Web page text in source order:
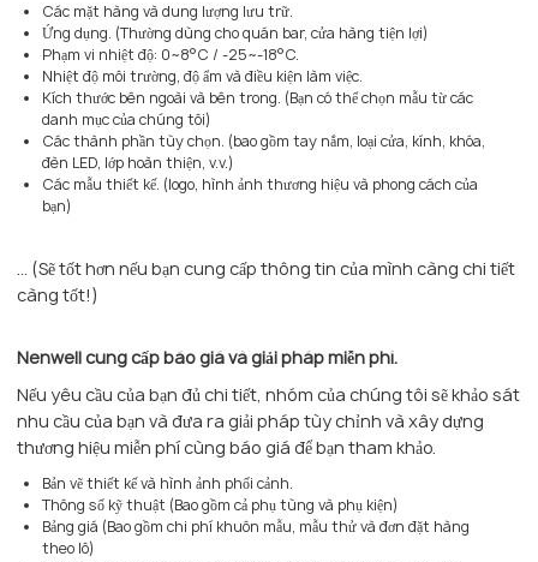
Các mặt hàng và dung lượng lưu trữ.
Ứng dụng. (Thường dùng cho quán bar, cửa hàng tiện lợi)
Phạm vi nhiệt độ: 0~8°C / -25~-18°C.
Nhiệt độ môi trường, độ ẩm và điều kiện làm việc.
Kích thước bên ngoài và bên trong. (Bạn có thể chọn mẫu từ các
danh mục của chúng tôi)
Các thành phần tùy chọn. (bao gồm tay nắm, loại cửa, kính, khóa,
đèn LED, lớp hoàn thiện, v.v.)
Các mẫu thiết kế. (logo, hình ảnh thương hiệu và phong cách của
bạn)
… (Sẽ tốt hơn nếu bạn cung cấp thông tin của mình càng chi tiết
càng tốt!)
Nenwell cung cấp báo giá và giải pháp miễn phí.
Nếu yêu cầu của bạn đủ chi tiết, nhóm của chúng tôi sẽ khảo sát
nhu cầu của bạn và đưa ra giải pháp tùy chỉnh và xây dựng
thương hiệu miễn phí cùng báo giá để bạn tham khảo.
Bản vẽ thiết kế và hình ảnh phối cảnh.
Thông số kỹ thuật (Bao gồm cả phụ tùng và phụ kiện)
Bảng giá (Bao gồm chi phí khuôn mẫu, mẫu thử và đơn đặt hàng
theo lô)